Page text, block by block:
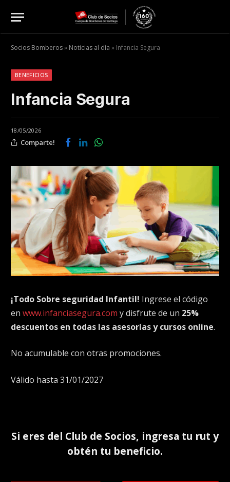
Socios Bomberos» Noticias al día » Infancia Segura
BENEFICIOS
Infancia Segura
18/05/2026
Comparte!
¡Todo Sobre seguridad Infantil! Ingrese el código
en www.infanciasegura.com y disfrute de un 25%
descuentos en todas las asesorías y cursos online.
No acumulable con otras promociones.
Válido hasta 31/01/2027
Si eres del Club de Socios, ingresa tu rut y
obtén tu beneficio.